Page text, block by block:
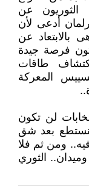
الثوريون عن
أدعى لأن
بالابتعاد عن
فرصة جيدة
طاقات
المعركة
لن تكون
نستطع بعد شق
ومن ثم فلا
الثوري